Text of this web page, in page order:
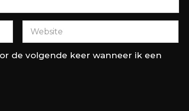
de volgende keer wanneer ik een